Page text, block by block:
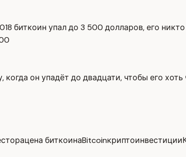
биткоин упал до 3 500 долларов, его
он упадёт до двадцати, чтобы его
цена биткоинаBitcoinкриптоинвестиции